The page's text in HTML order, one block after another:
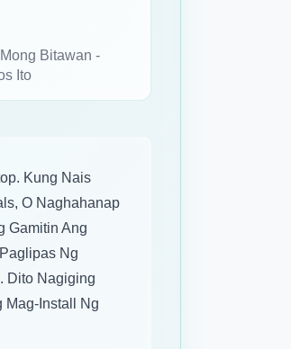
Bitawan -
Ito
Kung Nais
O Naghahanap
Gamitin Ang
Ng
Dito Nagiging
Mag-Install Ng